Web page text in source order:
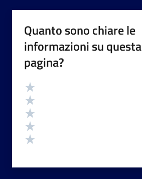
Quanto sono chiare le
informazioni su questa
pagina?
Valutazione